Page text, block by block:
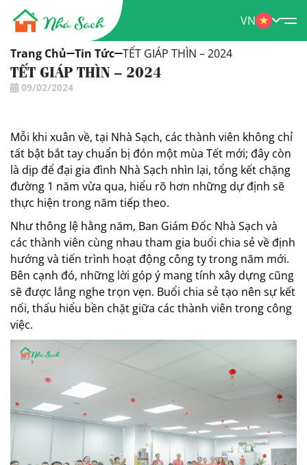
VN
Trang Chủ Tin Tức TẾT GIÁP THÌN – 2024
TẾT GIÁP THÌN – 2024
09/02/2024
Mỗi khi xuân về, tại Nhà Sạch, các thành viên không chỉ
tất bật bắt tay chuẩn bị đón một mùa Tết mới; đây còn
là dịp để đại gia đình Nhà Sạch nhìn lại, tổng kết chặng
đường 1 năm vừa qua, hiểu rõ hơn những dự định sẽ
thực hiện trong năm tiếp theo.
Như thông lệ hằng năm, Ban Giám Đốc Nhà Sạch và
các thành viên cùng nhau tham gia buổi chia sẻ về định
hướng và tiến trình hoạt động công ty trong năm mới.
Bên cạnh đó, những lời góp ý mang tính xây dựng cũng
sẽ được lắng nghe trọn vẹn. Buổi chia sẻ tạo nên sự kết
nối, thấu hiểu bền chặt giữa các thành viên trong công
việc.